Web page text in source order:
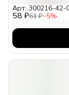
58 ₽61 ₽−5%
Арт: 300216-42-